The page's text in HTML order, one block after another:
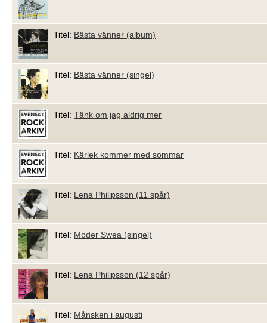
Titel: Bästa vänner (album)
Titel: Bästa vänner (singel)
Titel: Tänk om jag aldrig mer
Titel: Kärlek kommer med sommar
Titel: Lena Philipsson (11 spår)
Titel: Moder Swea (singel)
Titel: Lena Philipsson (12 spår)
Titel: Månsken i augusti